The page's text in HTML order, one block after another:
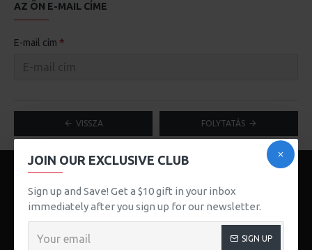
JOIN OUR EXCLUSIVE CLUB
Sign up and Save! Get a $10 gift in your inbox
immediately after you sign up for our newsletter.
SIGN UP
AZ ÖN E-MAIL CÍME
E-mail cím
VISSZA FOLYTATÁS